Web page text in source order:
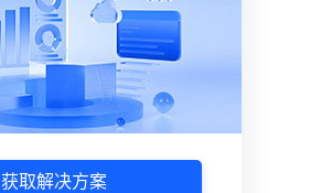
获取解决方案